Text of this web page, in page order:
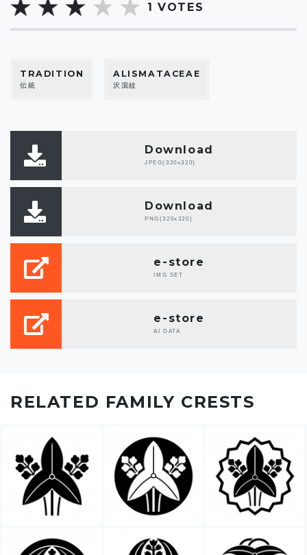
1 VOTES
TRADITION
伝統
ALISMATACEAE
沢瀉紋
Download
JPEG(320x320)
Download
PNG(320x320)
e-store
IMG SET
e-store
AI DATA
RELATED FAMILY CRESTS